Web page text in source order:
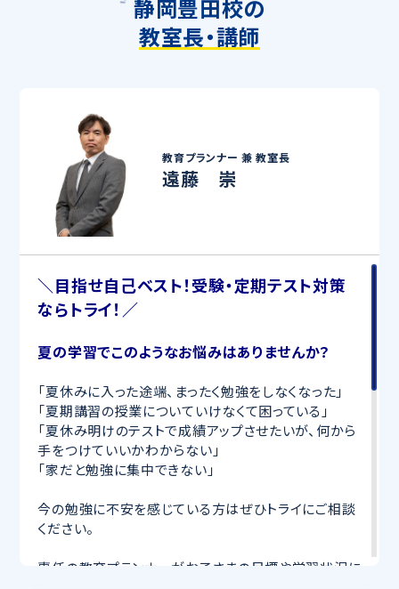
静岡豊田校の
教室長・講師
教育プランナー 兼教室長
遠藤 崇
＼目指せ自己ベスト！受験・定期テスト対策
ならトライ！／
夏の学習でこのようなお悩みはありませんか？
「夏休みに入った途端、まったく勉強をしなくなった」
「夏期講習の授業についていけなくて困っている」
「夏休み明けのテストで成績アップさせたいが、何から
手をつけていいかわからない」
「家だと勉強に集中できない」
今の勉強に不安を感じている方はぜひトライにご相談
ください。
専任の教育プランナーがお子さまの目標や学習状況に